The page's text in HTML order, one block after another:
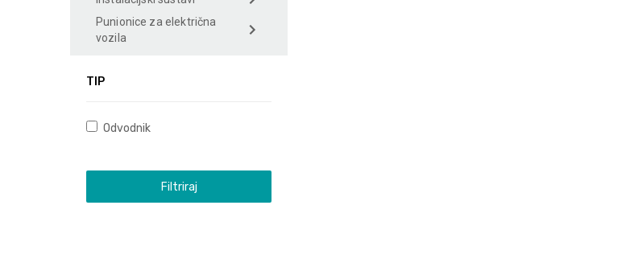
Punionice za električna
vozila
TIP
Odvodnik
Filtriraj